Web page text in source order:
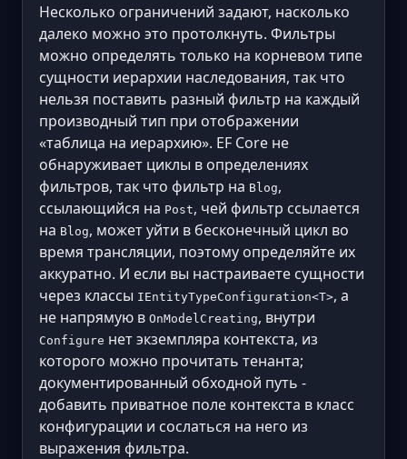
Несколько ограничений задают, насколько
далеко можно это протолкнуть. Фильтры
можно определять только на корневом типе
сущности иерархии наследования, так что
нельзя поставить разный фильтр на каждый
производный тип при отображении
«таблица на иерархию». EF Core не
обнаруживает циклы в определениях
фильтров, так что фильтр на Blog,
ссылающийся на Post, чей фильтр ссылается
на Blog, может уйти в бесконечный цикл во
время трансляции, поэтому определяйте их
аккуратно. И если вы настраиваете сущности
через классы IEntityTypeConfiguration<T>, а
не напрямую в OnModelCreating, внутри
Configure нет экземпляра контекста, из
которого можно прочитать тенанта;
документированный обходной путь -
добавить приватное поле контекста в класс
конфигурации и сослаться на него из
выражения фильтра.